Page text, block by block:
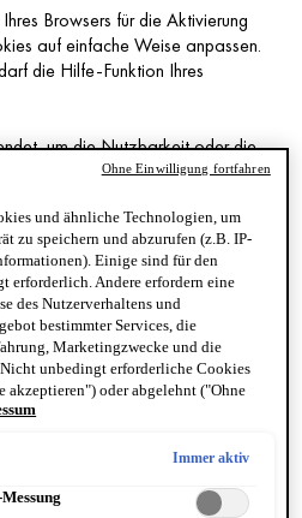
Browsers für die Aktivierung
auf einfache Weise anpassen.
die Hilfe-Funktion Ihres
um die Nutzbarkeit oder die
zu verbessern. Die Deaktivierung
führen, dass Sie bestimmte Teile
nutzen können, wie in der
näher dargestellt.
AUFGABE
Website funktioniert. Sie
werden in der Regel nur als
und ähnliche Technologien, um
zu speichern und abzurufen (z.B. IP-
Einige sind für den
erforderlich. Andere erfordern eine
des Nutzerverhaltens und
bestimmter Services, die
Marketingzwecke und die
unbedingt erforderliche Cookies
oder abgelehnt ("Ohne
Individuelle Anpassungen der
jederzeit unter dem Link "Cookie-
Immer aktiv
Ohne Einwilligung fortfahren